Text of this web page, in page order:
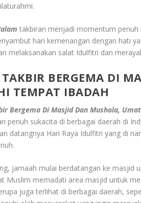
takbiran menjadi momentum
hari kemenangan dengan hati
melaksanakan salat Idulfitri dan
BERGEMA DI
TEMPAT IBADAH
Bergema Di Masjid Dan Mushola,
penuh sukacita di berbagai daerah di
datangnya Hari Raya Idulfitri yang di
jamaah mulai berdatangan ke masjid
Muslim memadati area masjid untuk
juga terlihat di berbagai daerah,